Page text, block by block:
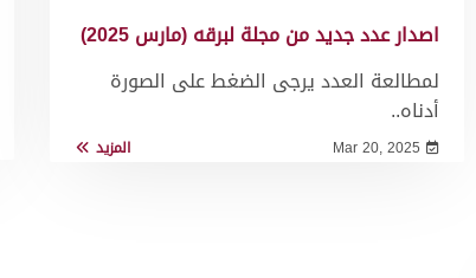
اصدار عدد جديد من مجلة لبرقه (مارس 2025)
لمطالعة العدد يرجى الضغط على الصورة
أدناه..
Mar 20, 2025 المزيد